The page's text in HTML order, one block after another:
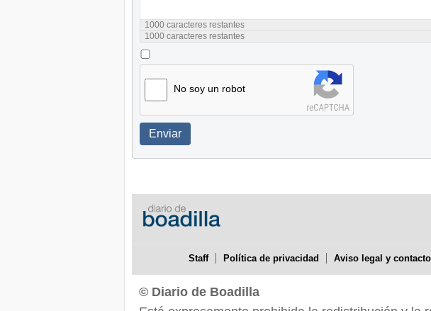
1000 caracteres restantes
1000 caracteres restantes
No soy un robot
Enviar
Staff Política de privacidad Aviso legal y contacto
© Diario de Boadilla